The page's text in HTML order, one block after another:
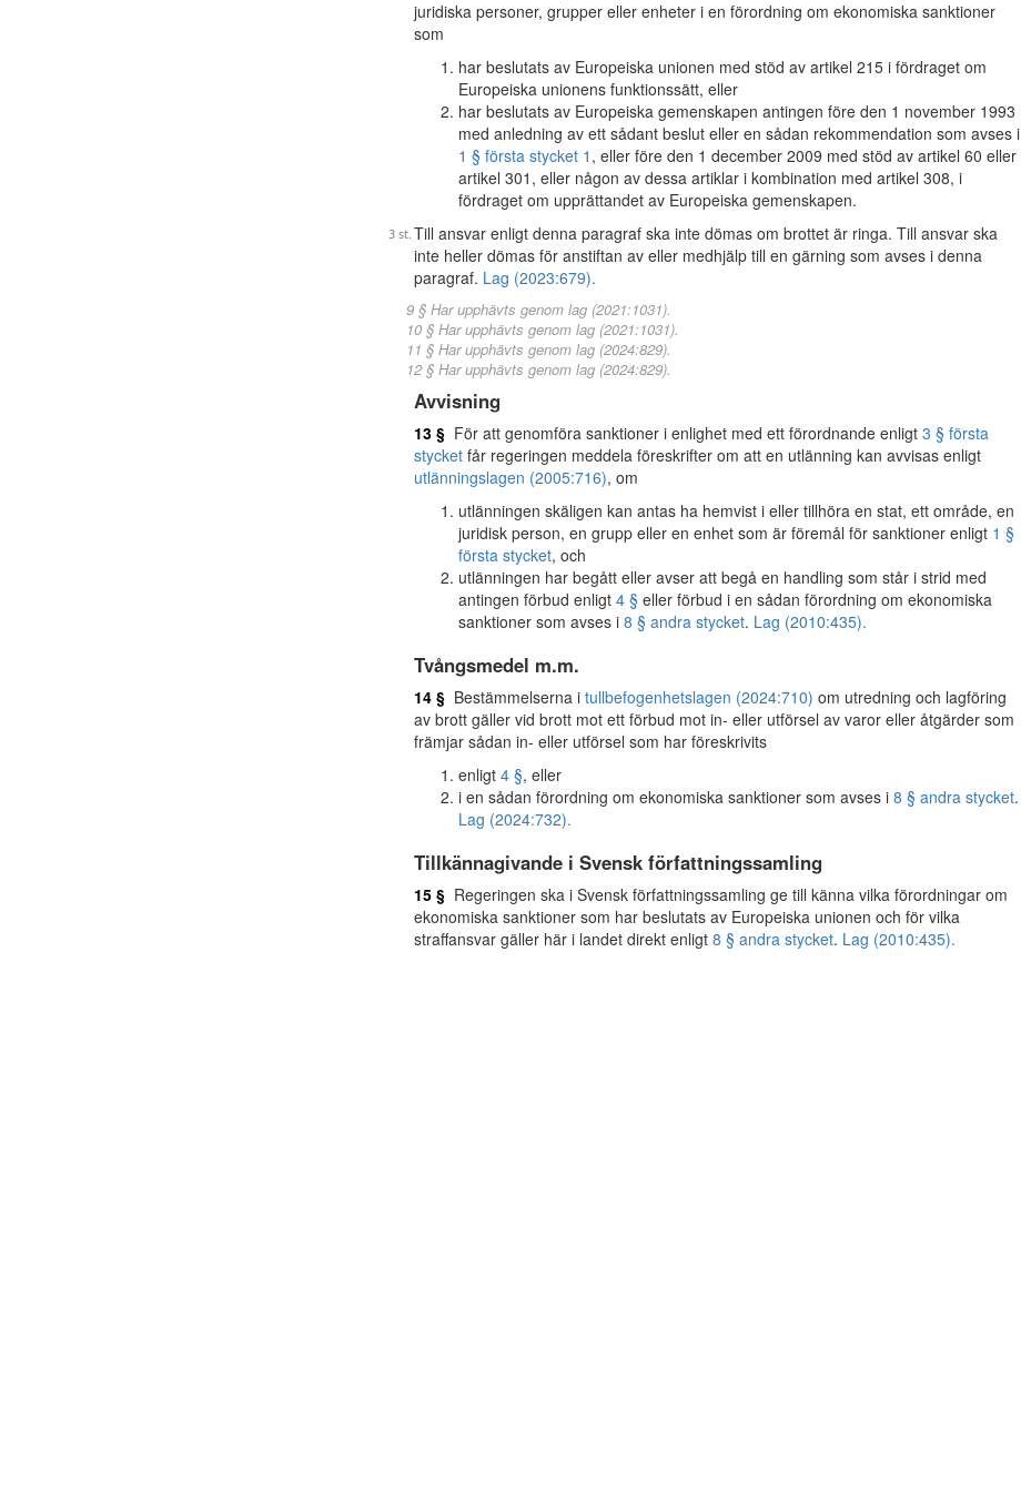
juridiska personer, grupper eller enheter i en förordning om ekonomiska sanktioner
som
har beslutats av Europeiska unionen med stöd av artikel 215 i fördraget om
Europeiska unionens funktionssätt, eller
har beslutats av Europeiska gemenskapen antingen före den 1 november 1993
med anledning av ett sådant beslut eller en sådan rekommendation som avses i
1 § första stycket 1 , eller före den 1 december 2009 med stöd av artikel 60 eller
artikel 301, eller någon av dessa artiklar i kombination med artikel 308, i
fördraget om upprättandet av Europeiska gemenskapen.
Till ansvar enligt denna paragraf ska inte dömas om brottet är ringa. Till ansvar ska
inte heller dömas för anstiftan av eller medhjälp till en gärning som avses i denna
paragraf. Lag (2023:679).
9 § Har upphävts genom lag (2021:1031).
10 § Har upphävts genom lag (2021:1031).
11 § Har upphävts genom lag (2024:829).
12 § Har upphävts genom lag (2024:829).
Avvisning
13 § För att genomföra sanktioner i enlighet med ett förordnande enligt 3 § första
stycket får regeringen meddela föreskrifter om att en utlänning kan avvisas enligt
utlänningslagen (2005:716), om
utlänningen skäligen kan antas ha hemvist i eller tillhöra en stat, ett område, en
juridisk person, en grupp eller en enhet som är föremål för sanktioner enligt 1 §
första stycket, och
utlänningen har begått eller avser att begå en handling som står i strid med
antingen förbud enligt 4 § eller förbud i en sådan förordning om ekonomiska
sanktioner som avses i 8 § andra stycket. Lag (2010:435).
Tvångsmedel m.m.
14 § Bestämmelserna i tullbefogenhetslagen (2024:710) om utredning och lagföring
av brott gäller vid brott mot ett förbud mot in- eller utförsel av varor eller åtgärder som
främjar sådan in- eller utförsel som har föreskrivits
enligt 4 §, eller
i en sådan förordning om ekonomiska sanktioner som avses i 8 § andra stycket.
Lag (2024:732).
Tillkännagivande i Svensk författningssamling
15 § Regeringen ska i Svensk författningssamling ge till känna vilka förordningar om
ekonomiska sanktioner som har beslutats av Europeiska unionen och för vilka
straffansvar gäller här i landet direkt enligt 8 § andra stycket. Lag (2010:435).